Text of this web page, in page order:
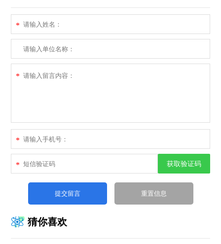
*
*
*
* 获取验证码
猜你喜欢